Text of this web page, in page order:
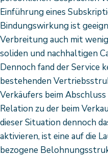
Einführung eines
Bindungswirkung ist
Verbreitung auch mit
soliden und nachhaltigen
Dennoch fand der Service
bestehenden
Verkäufers beim
Relation zu der beim
dieser Situation dennoch
aktivieren, ist eine auf die
bezogene